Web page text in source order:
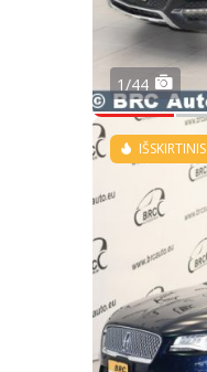
1/44
IŠSKIRTINIS